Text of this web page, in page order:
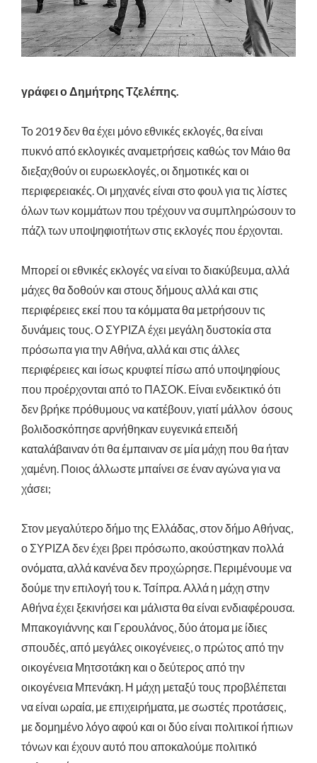
γράφει ο Δημήτρης Τζελέπης.
Το 2019 δεν θα έχει μόνο εθνικές εκλογές, θα είναι
πυκνό από εκλογικές αναμετρήσεις καθώς τον Μάιο θα
διεξαχθούν οι ευρωεκλογές, οι δημοτικές και οι
περιφερειακές. Οι μηχανές είναι στο φουλ για τις λίστες
όλων των κομμάτων που τρέχουν να συμπληρώσουν το
πάζλ των υποψηφιοτήτων στις εκλογές που έρχονται.
Μπορεί οι εθνικές εκλογές να είναι το διακύβευμα, αλλά
μάχες θα δοθούν και στους δήμους αλλά και στις
περιφέρειες εκεί που τα κόμματα θα μετρήσουν τις
δυνάμεις τους. Ο ΣΥΡΙΖΑ έχει μεγάλη δυστοκία στα
πρόσωπα για την Αθήνα, αλλά και στις άλλες
περιφέρειες και ίσως κρυφτεί πίσω από υποψηφίους
που προέρχονται από το ΠΑΣΟΚ. Είναι ενδεικτικό ότι
δεν βρήκε πρόθυμους να κατέβουν, γιατί μάλλον όσους
βολιδοσκόπησε αρνήθηκαν ευγενικά επειδή
καταλάβαιναν ότι θα έμπαιναν σε μία μάχη που θα ήταν
χαμένη. Ποιος άλλωστε μπαίνει σε έναν αγώνα για να
χάσει;
Στον μεγαλύτερο δήμο της Ελλάδας, στον δήμο Αθήνας,
ο ΣΥΡΙΖΑ δεν έχει βρει πρόσωπο, ακούστηκαν πολλά
ονόματα, αλλά κανένα δεν προχώρησε. Περιμένουμε να
δούμε την επιλογή του κ. Τσίπρα. Αλλά η μάχη στην
Αθήνα έχει ξεκινήσει και μάλιστα θα είναι ενδιαφέρουσα.
Μπακογιάννης και Γερουλάνος, δύο άτομα με ίδιες
σπουδές, από μεγάλες οικογένειες, ο πρώτος από την
οικογένεια Μητσοτάκη και ο δεύτερος από την
οικογένεια Μπενάκη. Η μάχη μεταξύ τους προβλέπεται
να είναι ωραία, με επιχειρήματα, με σωστές προτάσεις,
με δομημένο λόγο αφού και οι δύο είναι πολιτικοί ήπιων
τόνων και έχουν αυτό που αποκαλούμε πολιτικό